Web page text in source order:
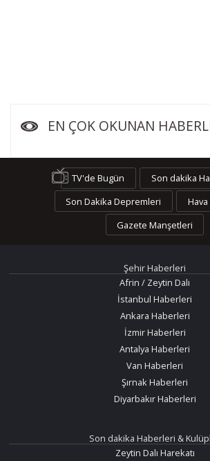
EN ÇOK OKUNAN
TV'de Bugün
Son dakika
Son Dakika Depremleri
Gazete Manşetleri
Şehir Haberleri
Afrin / Zeytin Dalı
İstanbul Haberleri
Ankara Haberleri
İzmir Haberleri
Antalya Haberleri
Van Haberleri
Şırnak Haberleri
Diyarbakır Haberleri
Son dakika Haberleri &
Zeytin Dalı Harekatı